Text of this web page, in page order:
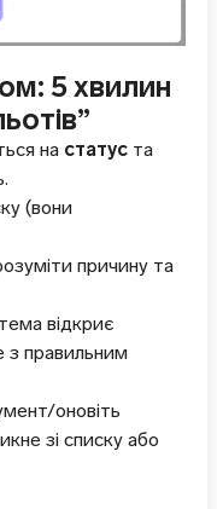
5 хвилин
на статус та
(вони
причину та
відкриє
з правильним
оновіть
зі списку або